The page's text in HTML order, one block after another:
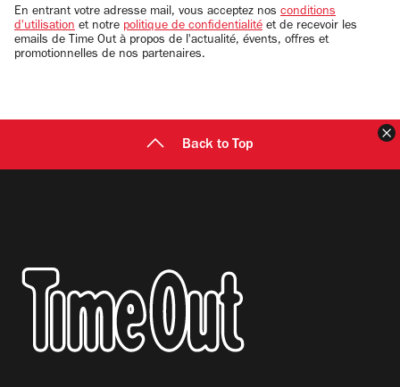
email
En entrant votre adresse mail, vous acceptez nos conditions
d'utilisation et notre politique de confidentialité et de recevoir les
emails de Time Out à propos de l'actualité, évents, offres et
promotionnelles de nos partenaires.
Back to Top